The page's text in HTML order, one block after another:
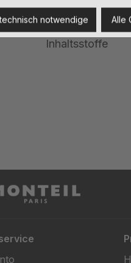
Anwendung
Inhaltsstoffe
notwendige Alle